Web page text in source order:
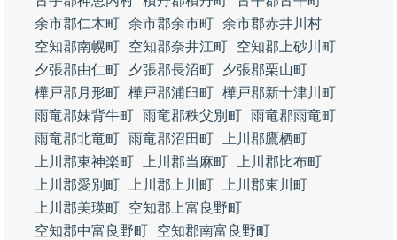
余市郡仁木町 余市郡余市町 余市郡赤井川村
空知郡南幌町
空知郡奈井江町
空知郡上砂川町
夕張郡由仁町
夕張郡長沼町
夕張郡栗山町
樺戸郡月形町 樺戸郡浦臼町 樺戸郡新十津川町
雨竜郡妹背牛町 雨竜郡秩父別町 雨竜郡雨竜町
雨竜郡北竜町 雨竜郡沼田町
上川郡鷹栖町
上川郡東神楽町
上川郡当麻町
上川郡比布町
上川郡愛別町
上川郡上川町
上川郡東川町
上川郡美瑛町
空知郡上富良野町
空知郡中富良野町
空知郡南富良野町